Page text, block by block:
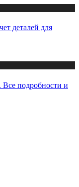
деталей для
подробности и